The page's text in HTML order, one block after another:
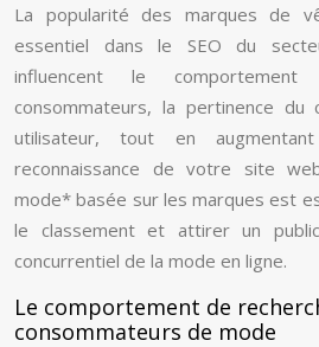
La popularité des marques de
essentiel dans le SEO du
influencent le
consommateurs, la pertinence du
utilisateur, tout en
reconnaissance de votre site
mode* basée sur les marques est
le classement et attirer un
concurrentiel de la mode en ligne.
Le comportement de
consommateurs de mode